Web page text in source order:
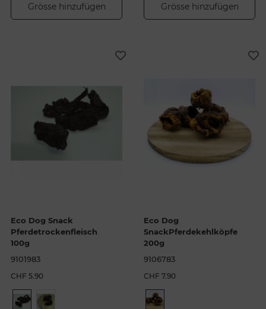
Grösse hinzufügen Grösse hinzufügen
Eco Dog Snack
Pferdetrockenfleisch
100g
9101983
CHF 5.90
Eco Dog
SnackPferdekehlköpfe
200g
9106783
CHF 7.90